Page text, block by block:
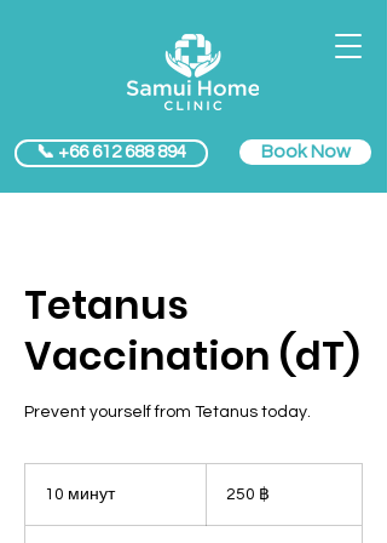
📞 +66 612 688 894 Book Now
Tetanus
Vaccination (dT)
Prevent yourself from Tetanus today.
10 минут1
таиландских
батов250 ฿